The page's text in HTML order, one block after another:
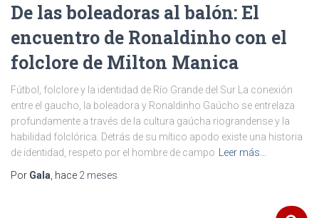
De las boleadoras al balón: El
encuentro de Ronaldinho con el
folclore de Milton Manica
Fútbol, folclore y la identidad de Río Grande del Sur La conexión
entre el gaucho, la boleadora y Ronaldinho Gaúcho se entrelaza
profundamente a través de la cultura gaúcha riograndense y la
habilidad folclórica. Detrás de su mítico apodo existe una historia
de identidad, respeto por el hombre de campo
Leer más…
Por Gala , hace 2 meses